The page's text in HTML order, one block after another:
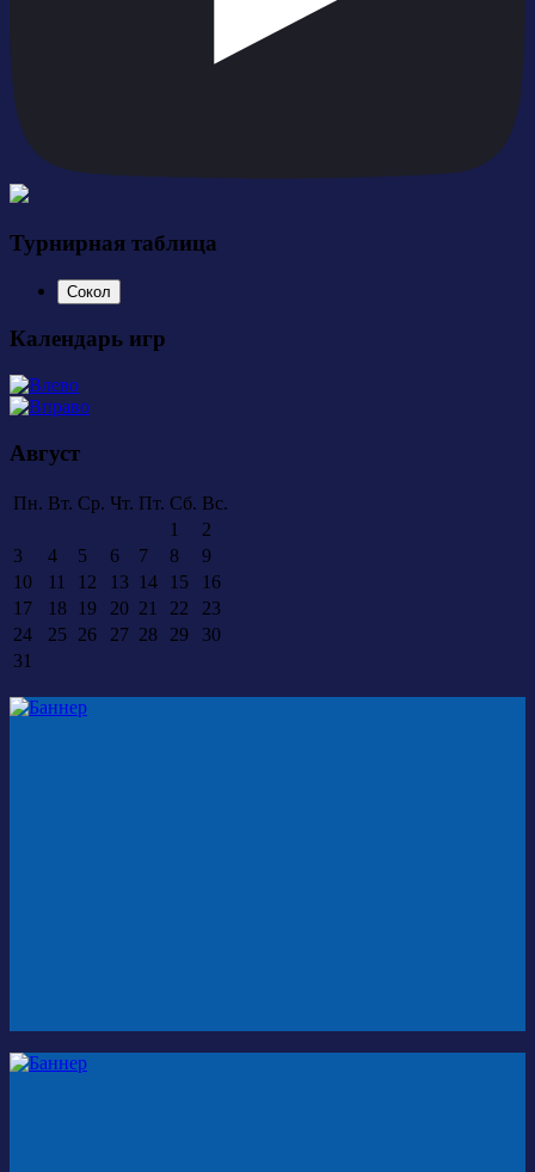
Турнирная таблица
Сокол
Календарь игр
Август
Пн. Вт. Ср. Чт. Пт. Сб. Вс.
1
2
3
4 5 6 7 8
9
10
11 12 13 14 15
16
17
18 19 20 21 22
23
24
25 26 27 28 29
30
31